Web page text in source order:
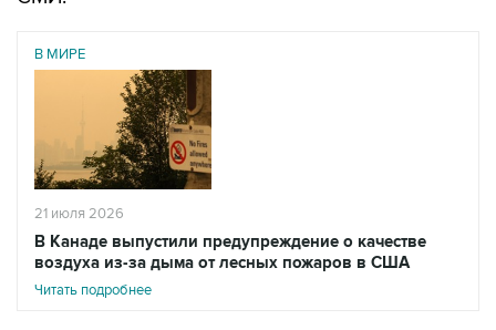
В МИРЕ
21 июля 2026
В Канаде выпустили предупреждение о качестве
воздуха из-за дыма от лесных пожаров в США
Читать подробнее